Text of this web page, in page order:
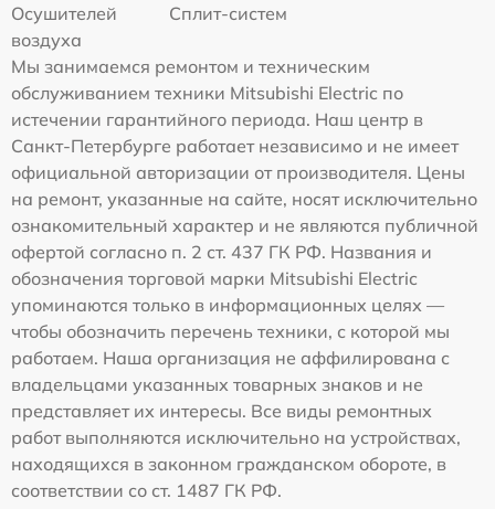
Осушителей
воздуха
Сплит-систем
Мы занимаемся ремонтом и техническим
обслуживанием техники Mitsubishi Electric по
истечении гарантийного периода. Наш центр в
Санкт-Петербурге работает независимо и не имеет
официальной авторизации от производителя. Цены
на ремонт, указанные на сайте, носят исключительно
ознакомительный характер и не являются публичной
офертой согласно п. 2 ст. 437 ГК РФ. Названия и
обозначения торговой марки Mitsubishi Electric
упоминаются только в информационных целях —
чтобы обозначить перечень техники, с которой мы
работаем. Наша организация не аффилирована с
владельцами указанных товарных знаков и не
представляет их интересы. Все виды ремонтных
работ выполняются исключительно на устройствах,
находящихся в законном гражданском обороте, в
соответствии со ст. 1487 ГК РФ.